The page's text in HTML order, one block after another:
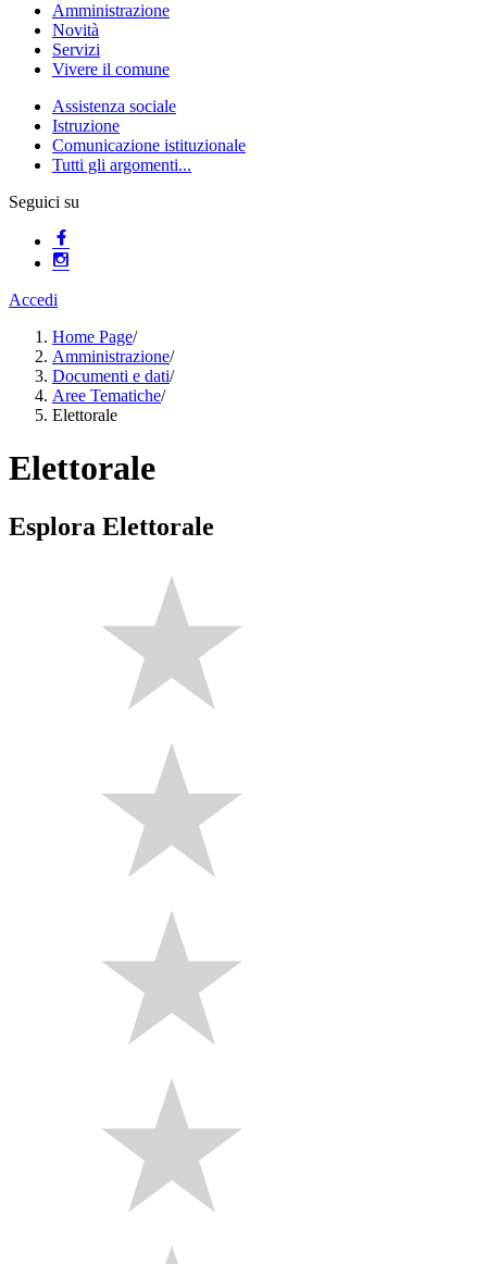
Amministrazione
Novità
Servizi
Vivere il comune
Assistenza sociale
Istruzione
Comunicazione istituzionale
Tutti gli argomenti...
Seguici su
Accedi
Home Page/
Amministrazione/
Documenti e dati/
Aree Tematiche/
Elettorale
Elettorale
Esplora Elettorale